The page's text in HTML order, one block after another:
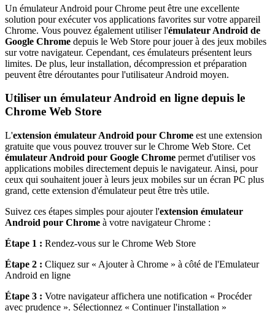
Un émulateur Android pour Chrome peut être une excellente
solution pour exécuter vos applications favorites sur votre appareil
Chrome. Vous pouvez également utiliser l'émulateur Android de
Google Chrome depuis le Web Store pour jouer à des jeux mobiles
sur votre navigateur. Cependant, ces émulateurs présentent leurs
limites. De plus, leur installation, décompression et préparation
peuvent être déroutantes pour l'utilisateur Android moyen.
Utiliser un émulateur Android en ligne depuis le
Chrome Web Store
L'extension émulateur Android pour Chrome est une extension
gratuite que vous pouvez trouver sur le Chrome Web Store. Cet
émulateur Android pour Google Chrome permet d'utiliser vos
applications mobiles directement depuis le navigateur. Ainsi, pour
ceux qui souhaitent jouer à leurs jeux mobiles sur un écran PC plus
grand, cette extension d'émulateur peut être très utile.
Suivez ces étapes simples pour ajouter l'extension émulateur
Android pour Chrome à votre navigateur Chrome :
Étape 1 : Rendez-vous sur le Chrome Web Store
Étape 2 : Cliquez sur « Ajouter à Chrome » à côté de l'Emulateur
Android en ligne
Étape 3 : Votre navigateur affichera une notification « Procéder
avec prudence ». Sélectionnez « Continuer l'installation »